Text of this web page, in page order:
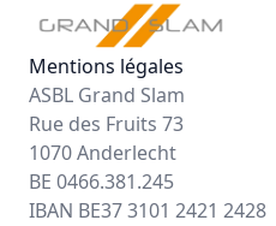
Mentions légales
ASBL Grand Slam
Rue des Fruits 73
1070 Anderlecht
BE 0466.381.245
IBAN BE37 3101 2421 2428